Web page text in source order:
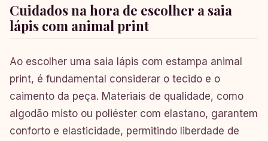
Cuidados na hora de escolher a saia
lápis com animal print
Ao escolher uma saia lápis com estampa animal
print, é fundamental considerar o tecido e o
caimento da peça. Materiais de qualidade, como
algodão misto ou poliéster com elastano, garantem
conforto e elasticidade, permitindo liberdade de